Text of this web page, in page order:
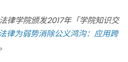
律学院颁发2017年「学院知识交
律为弱势消除公义鸿沟：应用跨